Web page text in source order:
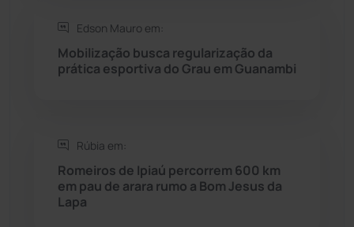
Seabra
Sudoeste Baiano (1530)
Edson Mauro em:
Mobilização busca regularização da
prática esportiva do Grau em Guanambi
Rúbia em:
Romeiros de Ipiaú percorrem 600 km
em pau de arara rumo a Bom Jesus da
Lapa